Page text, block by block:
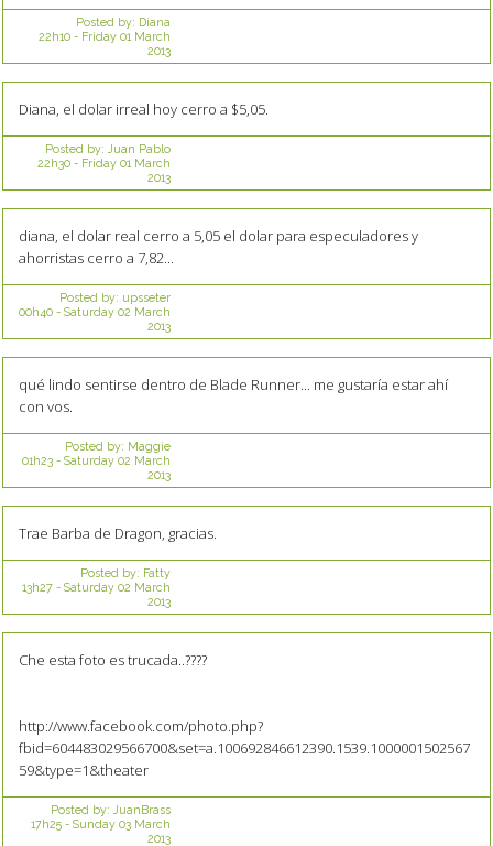
Posted by: Diana
22h10- Friday 01 March
2013
Diana, el dolar irreal hoy cerro a $5,05.
Posted by: Juan Pablo
22h30- Friday 01 March
2013
diana, el dolar real cerro a 5,05 el dolar para especuladores y
ahorristas cerro a 7,82...
Posted by: upsseter
00h40- Saturday 02 March
2013
qué lindo sentirse dentro de Blade Runner... me gustaría estar ahí
con vos.
Posted by: Maggie
01h23- Saturday 02 March
2013
Trae Barba de Dragon, gracias.
Posted by: Fatty
13h27- Saturday 02 March
2013
Che esta foto es trucada..????
http://www.facebook.com/photo.php?
fbid=604483029566700&set=a.100692846612390.1539.1000001502567
59&type=1&theater
Posted by: JuanBrass
17h25- Sunday 03 March
2013